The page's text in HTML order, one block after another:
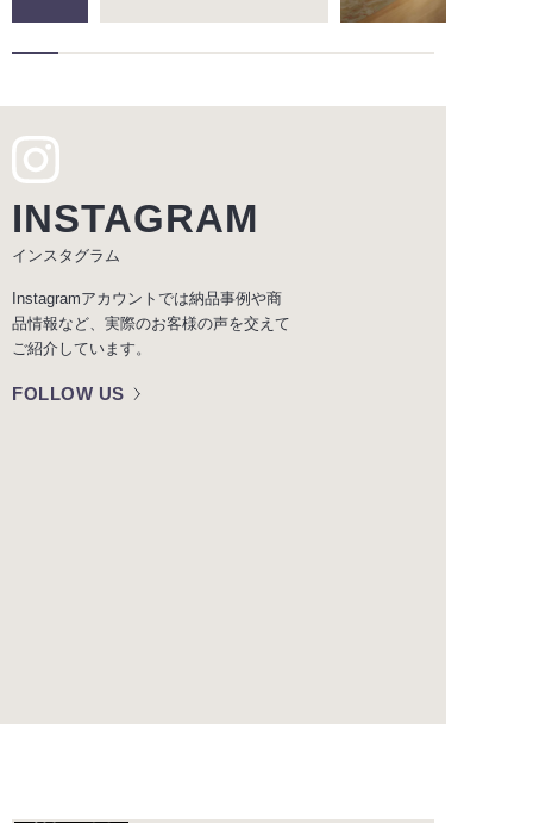
INSTAGRAM
インスタグラム
Instagramアカウントでは納品事例や商
品情報など、実際のお客様の声を交えて
ご紹介しています。
FOLLOW US